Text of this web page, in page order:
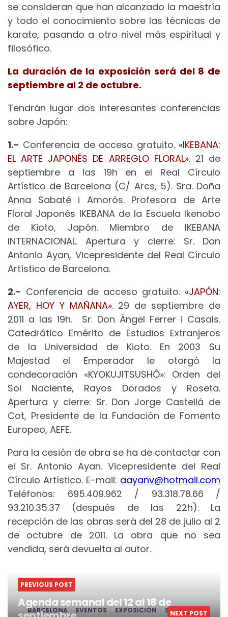
se consideran que han alcanzado la maestría
y todo el conocimiento sobre las técnicas de
karate, pasando a otro nivel más espiritual y
filosófico.
La duración de la exposición será del 8 de
septiembre al 2 de octubre.
Tendrán lugar dos interesantes conferencias
sobre Japón:
1.- Conferencia de acceso gratuito. «IKEBANA:
EL ARTE JAPONÉS DE ARREGLO FLORAL». 21 de
septiembre a las 19h en el Real Círculo
Artístico de Barcelona (C/ Arcs, 5). Sra. Doña
Anna Sabaté i Amorós. Profesora de Arte
Floral Japonés IKEBANA de la Escuela Ikenobo
de Kioto, Japón. Miembro de IKEBANA
INTERNACIONAL. Apertura y cierre: Sr. Don
Antonio Ayan, Vicepresidente del Real Círculo
Artístico de Barcelona.
2.- Conferencia de acceso gratuito. «JAPÓN:
AYER, HOY Y MAÑANA». 29 de septiembre de
2011 a las 19h. Sr. Don Ángel Ferrer i Casals.
Catedrático Emérito de Estudios Extranjeros
de la Universidad de Kioto. En 2003 Su
Majestad el Emperador le otorgó la
condecoración «KYOKUJITSUSHÔ»: Orden del
Sol Naciente, Rayos Dorados y Roseta.
Apertura y cierre: Sr. Don Jorge Castellá de
Cot, Presidente de la Fundación de Fomento
Europeo, AEFE.
Para la cesión de obra se ha de contactar con
el Sr. Antonio Ayan. Vicepresidente del Real
Círculo Artístico. E-mail: aayanv@hotmail.com
Teléfonos: 695.409.962 / 93.318.78.66 /
93.210.35.37 (después de las 22h). La
recepción de las obras será del 28 de julio al 2
de octubre de 2011. La obra que no sea
vendida, será devuelta al autor.
BARCELONA EVENTOS EXPOSICIÓN SOLIDARIO
PREVIOUS POST
Agenda semanal del 12 al 18 de
NEXT POST